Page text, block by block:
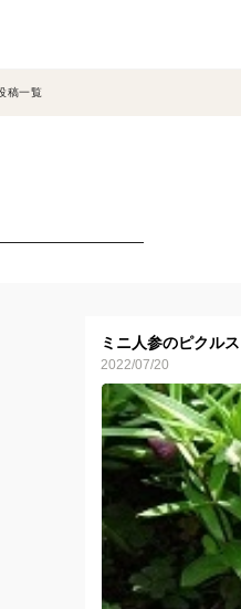
稿一覧
ミニ人参のピクルス
2022/07/20